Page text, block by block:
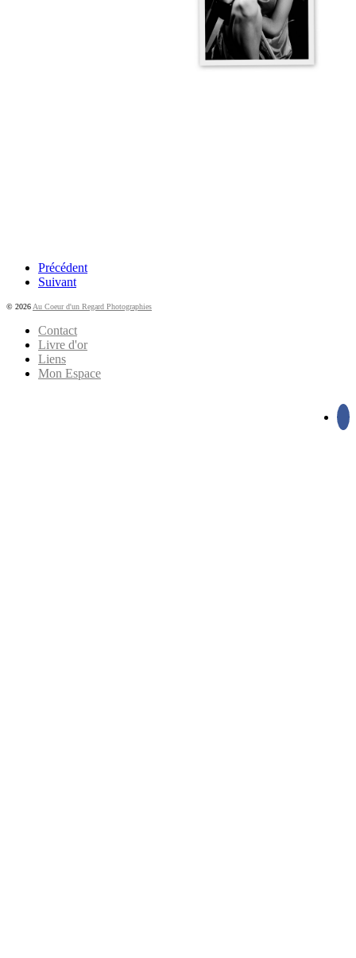
Précédent
Suivant
© 2026 Au Coeur d'un Regard Photographies
Contact
Livre d'or
Liens
Mon Espace